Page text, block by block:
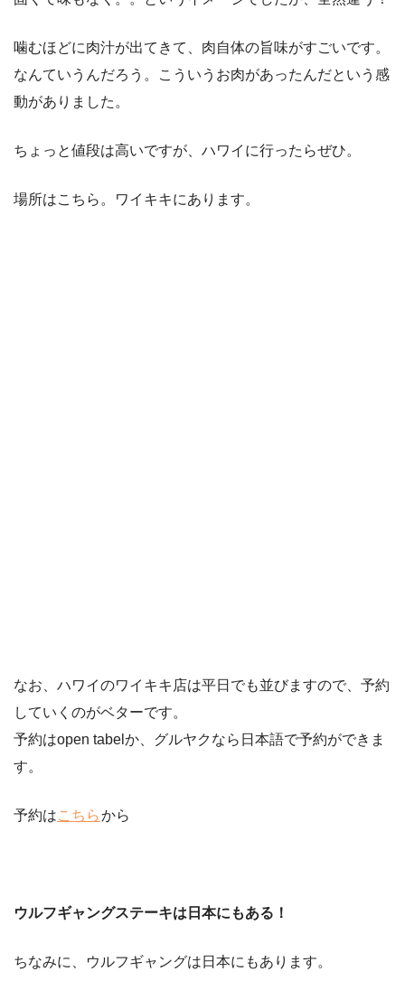
噛むほどに肉汁が出てきて、肉自体の旨味がすごいです。
なんていうんだろう。こういうお肉があったんだという感
動がありました。
ちょっと値段は高いですが、ハワイに行ったらぜひ。
場所はこちら。ワイキキにあります。
なお、ハワイのワイキキ店は平日でも並びますので、予約
していくのがベターです。
予約はopen tabelか、グルヤクなら日本語で予約ができま
す。
予約はこちらから
ウルフギャングステーキは日本にもある！
ちなみに、ウルフギャングは日本にもあります。